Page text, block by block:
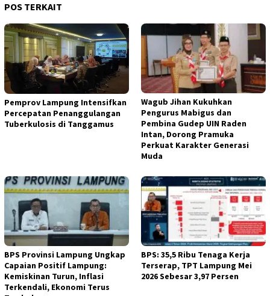
POS TERKAIT
Pemprov Lampung Intensifkan
Percepatan Penanggulangan
Tuberkulosis di Tanggamus
Wagub Jihan Kukuhkan
Pengurus Mabigus dan
Pembina Gudep UIN Raden
Intan, Dorong Pramuka
Perkuat Karakter Generasi
Muda
BPS Provinsi Lampung Ungkap
Capaian Positif Lampung:
Kemiskinan Turun, Inflasi
Terkendali, Ekonomi Terus
BPS: 35,5 Ribu Tenaga Kerja
Terserap, TPT Lampung Mei
2026 Sebesar 3,97 Persen